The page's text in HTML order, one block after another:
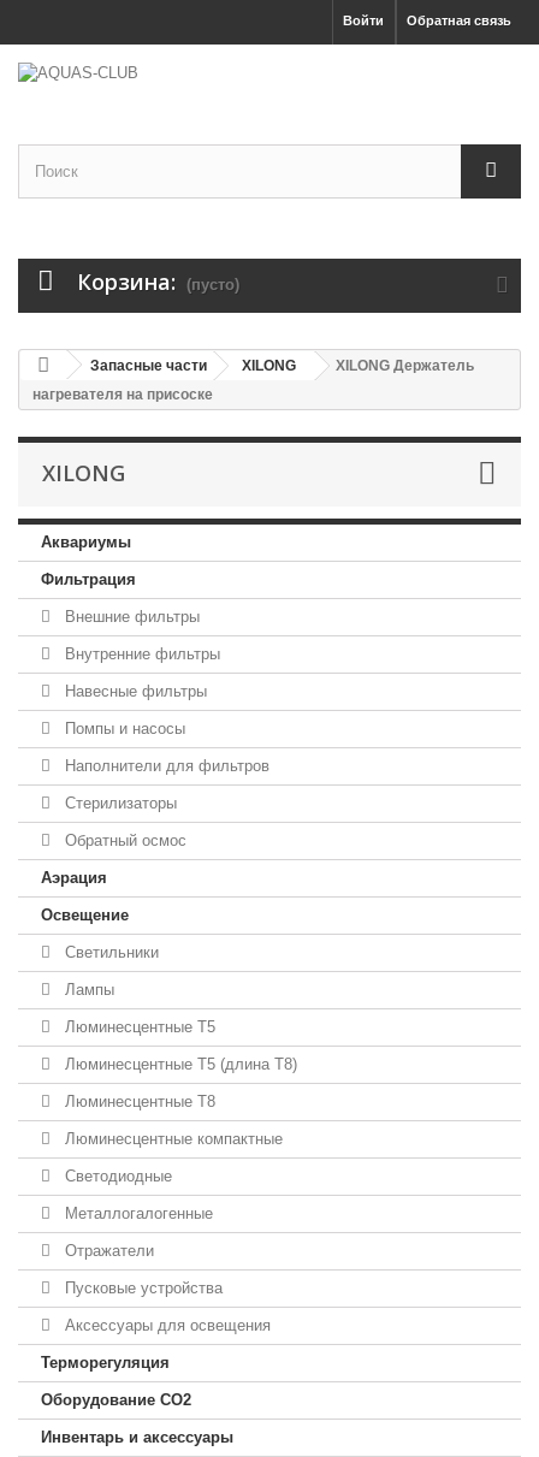
Обратная связь
Войти
Корзина: (пусто)
Запасные части XILONG
XILONG Держатель
нагревателя на присоске
XILONG
Аквариумы
Фильтрация
Внешние фильтры
Внутренние фильтры
Навесные фильтры
Помпы и насосы
Наполнители для фильтров
Стерилизаторы
Обратный осмос
Аэрация
Освещение
Светильники
Лампы
Люминесцентные T5
Люминесцентные T5 (длина T8)
Люминесцентные T8
Люминесцентные компактные
Светодиодные
Металлогалогенные
Отражатели
Пусковые устройства
Аксессуары для освещения
Терморегуляция
Оборудование CO2
Инвентарь и аксессуары